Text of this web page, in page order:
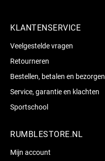
KLANTENSERVICE
Veelgestelde vragen
Retourneren
Bestellen, betalen en bezorgen
Service, garantie en klachten
Sportschool
RUMBLESTORE.NL
Mijn account